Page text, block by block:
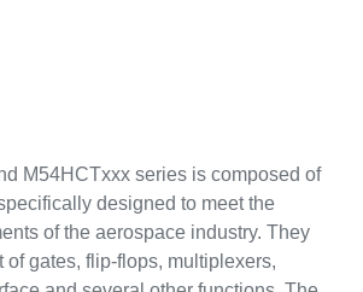
M54HCTxxx series is composed of
designed to meet the
of the aerospace industry. They
of gates, flip-flops, multiplexers,